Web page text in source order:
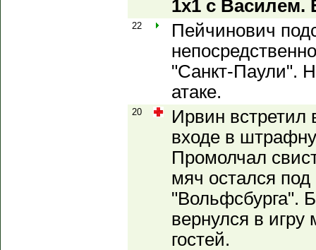
1x1 с Василем.
22
Пейчинович
"Санкт-Паули".
атаке.
20
Ирвин встретил
входе в
Промолчал
мяч остался под
"Вольфсбурга".
вернулся в
гостей.